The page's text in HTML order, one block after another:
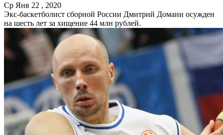
Ср Янв 22 , 2020
Экс-баскетболист сборной России Дмитрий Домани осужден
на шесть лет за хищение 44 млн рублей.